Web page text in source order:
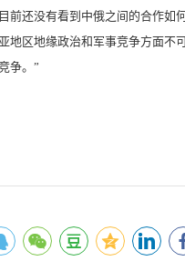
前还没有看到中俄之间的合作如
地区地缘政治和军事竞争方面不
争。”